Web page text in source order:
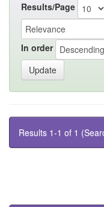
Results/Page
In order
Results 1-1 of 1